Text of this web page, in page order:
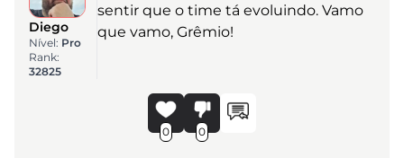
Diego
Nível: Pro
Rank:
32825
sentir que o time tá evoluindo. Vamo
que vamo, Grêmio!
0 0